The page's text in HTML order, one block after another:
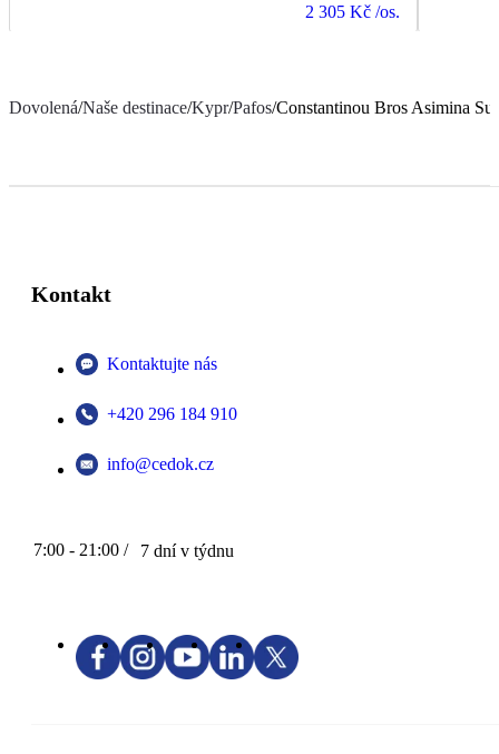
2 305 Kč /os.
Dovolená/Naše destinace/Kypr/Pafos/Constantinou Bros Asimina
Kontakt
Kontaktujte nás
+420 296 184 910
info@cedok.cz
7:00 - 21:00 / 7 dní v týdnu